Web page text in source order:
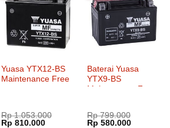
Yuasa YTX12-BS
Maintenance Free
Rp1.053.000
Harga
Rp 810.000Harga
Baterai Yuasa
YTX9-BS
Maintenance Free
Rp799.000
Harga
Rp 580.000Harga